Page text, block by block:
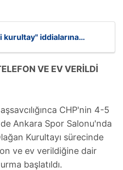
kurultay" iddialarına
VE EV VERİLDİ
CHP'nin 4-5
Ankara Spor Salonu'nda
Kurultayı sürecinde
ve ev verildiğine dair
başlatıldı.